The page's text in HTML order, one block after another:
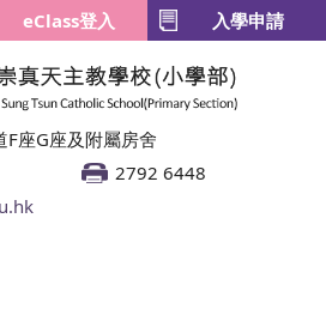
eClass登入 入學申請
F座G座及附屬房舍
2792 6448